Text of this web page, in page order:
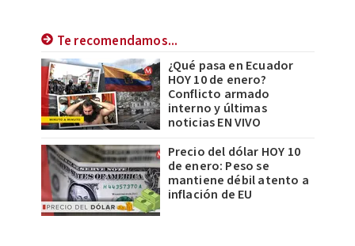
Te recomendamos...
¿Qué pasa en Ecuador
HOY 10 de enero?
Conflicto armado
interno y últimas
noticias EN VIVO
Precio del dólar HOY 10
de enero: Peso se
mantiene débil atento a
inflación de EU